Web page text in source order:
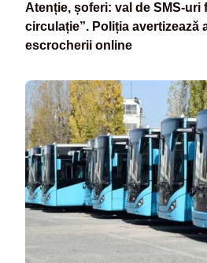
Atenție, șoferi: val de SMS-uri
circulație”. Poliția avertizează
escrocherii online